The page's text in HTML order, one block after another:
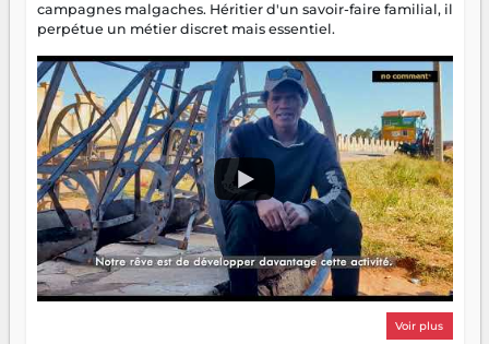
campagnes malgaches. Héritier d'un savoir-faire familial, il
perpétue un métier discret mais essentiel.
Voir plus